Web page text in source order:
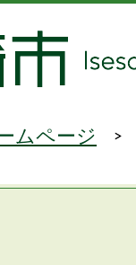
ムページ